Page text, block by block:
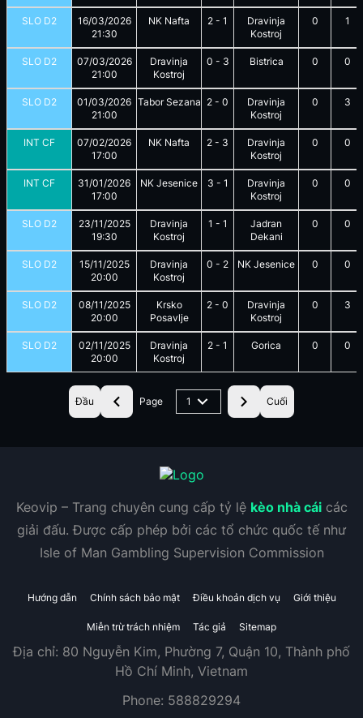
SLO D2
16/03/2026
21:30
NK Nafta 2 - 1
Dravinja
Kostroj
0 1
SLO D2
07/03/2026
21:00
Dravinja
Kostroj
0 - 3 Bistrica 0 0
SLO D2
01/03/2026
21:00
Tabor Sezana 2 - 0
Dravinja
Kostroj
0 3
INT CF
07/02/2026
17:00
NK Nafta 2 - 3
Dravinja
Kostroj
0 0
INT CF
31/01/2026
17:00
NK Jesenice 3 - 1
Dravinja
Kostroj
0 0
SLO D2
23/11/2025
19:30
Dravinja
Kostroj
1 - 1
Jadran
Dekani
0 0
SLO D2
15/11/2025
20:00
Dravinja
Kostroj
0 - 2 NK Jesenice 0 0
SLO D2
08/11/2025
20:00
Krsko
Posavlje
2 - 0
Dravinja
Kostroj
0 3
SLO D2
02/11/2025
20:00
Dravinja
Kostroj
2 - 1 Gorica 0 0
Đầu Page 1 Cuối
Keovip – Trang chuyên cung cấp tỷ lệ kèo nhà cáicác
giải đấu. Được cấp phép bởi các tổ chức quốc tế như
Isle of Man Gambling Supervision Commission
Hướng dẫn Chính sách bảo mật Điều khoản dịch vụ Giới thiệu
Miễn trừ trách nhiệm Tác giả Sitemap
Địa chỉ: 80 Nguyễn Kim, Phường 7, Quận 10, Thành phố
Hồ Chí Minh, Vietnam
Phone: 588829294